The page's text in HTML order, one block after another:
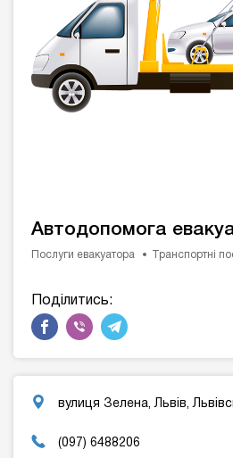
Автодопомога
Послуги евакуатора Транспортні
Поділитись:
вулиця Зелена, Львів,
(097) 6488206